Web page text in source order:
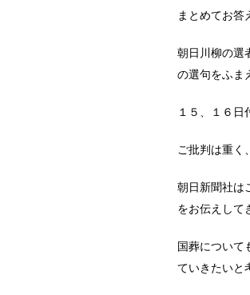
まとめてお答
朝日川柳の選
の選句をふま
１５、１６日
ご批判は重く
朝日新聞社は
をお伝えして
国葬について
ていきたいと